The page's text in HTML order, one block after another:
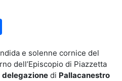
e solenne cornice del
dell’Episcopio di Piazzetta
delegazione di Pallacanestro